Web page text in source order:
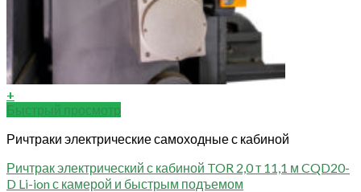
+
Быстрый просмотр
Ричтраки электрические самоходные с кабиной
Ричтрак электрический с кабиной TOR 2,0 т 11,1 м CQD20-
D Li-ion с камерой и быстрым подъемом